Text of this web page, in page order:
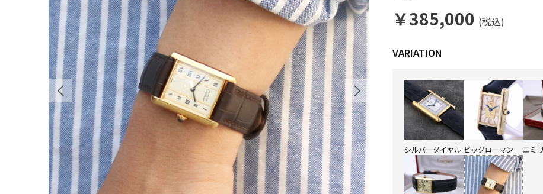
￥385,000 (税込)
シルバーダイヤル ビッグローマン エミ